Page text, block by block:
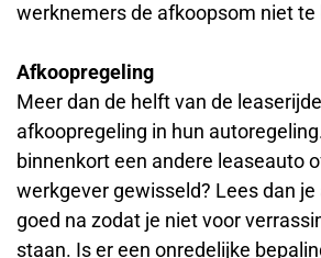
werknemers de afkoopsom niet te
Afkoopregeling
Meer dan de helft van de
afkoopregeling in hun
binnenkort een andere leaseauto
werkgever gewisseld? Lees dan
goed na zodat je niet voor
staan. Is er een onredelijke